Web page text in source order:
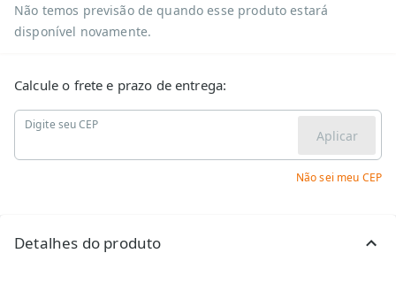
Não temos previsão de quando esse produto estará
disponível novamente.
Calcule o frete e prazo de entrega:
Digite seu CEP
Aplicar
Não sei meu CEP
Detalhes do produto